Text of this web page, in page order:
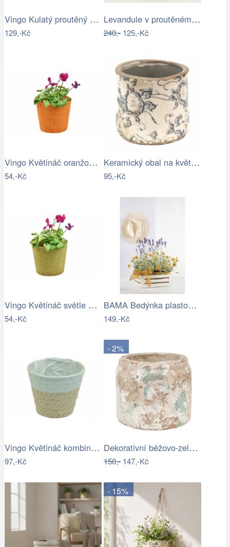
Vingo Kulatý proutěný obal na…
129,-Kč
Levandule v proutěném květináči
240,-125,-Kč
Vingo Květináč oranžový s igelitovou…
54,-Kč
Keramický obal na květináč se šedými…
95,-Kč
Vingo Květináč světle hnědý s…
54,-Kč
BAMA Bedýnka plastová TINA 3WT
149,-Kč
Vingo Květináč kombinace přírodní a…
97,-Kč
- 2%
Dekorativní béžovo-zelený antik…
150,-147,-Kč
- 15%